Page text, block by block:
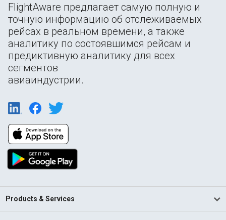
FlightAware предлагает самую полную и
точную информацию об отслеживаемых
рейсах в реальном времени, а также
аналитику по состоявшимся рейсам и
предиктивную аналитику для всех
сегментов
авиаиндустрии.
Products & Services